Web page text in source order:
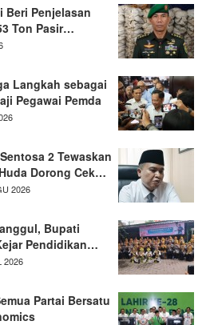
Beri Penjelasan
Ton Pasir…
Langkah sebagai
Pegawai Pemda
2 Tewaskan
Dorong Cek…
2026
Bupati
Pendidikan…
2026
Partai Bersatu